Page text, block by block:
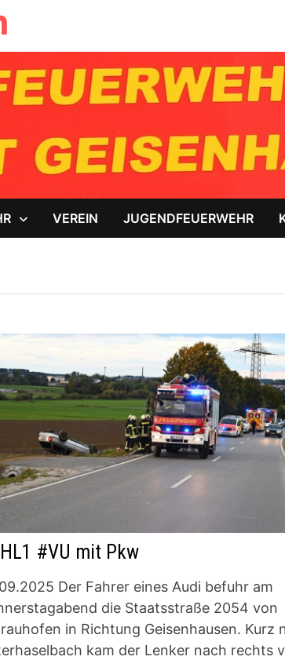
VEREIN JUGENDFEUERWEHR
#VU mit Pkw
Der Fahrer eines Audi befuhr am
die Staatsstraße 2054 von
in Richtung Geisenhausen. Kurz
kam der Lenker nach rechts